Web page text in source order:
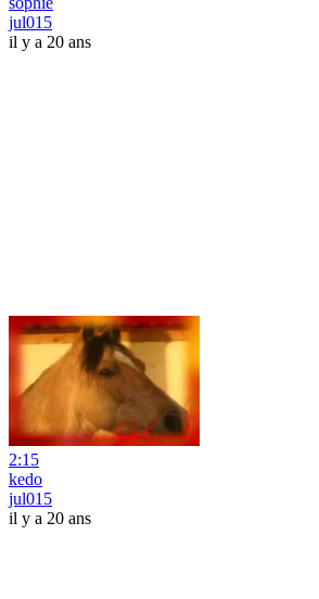
jul015
il y a 20 ans
2:15
kedo
jul015
il y a 20 ans